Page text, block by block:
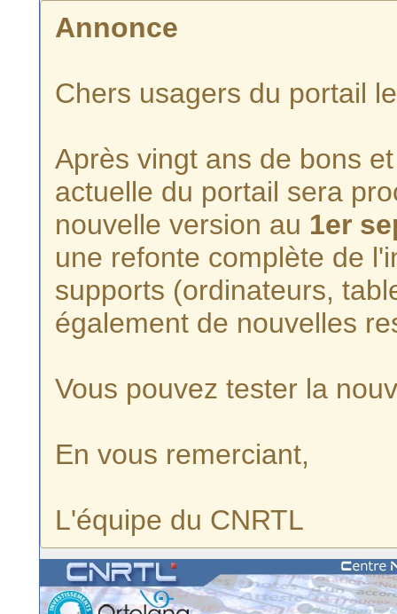
Annonce
Chers usagers du portail
Après vingt ans de bons
actuelle du portail sera
nouvelle version au 1er
une refonte complète de
supports (ordinateurs,
également de nouvelles
Vous pouvez tester la
En vous remerciant,
L'équipe du CNRTL